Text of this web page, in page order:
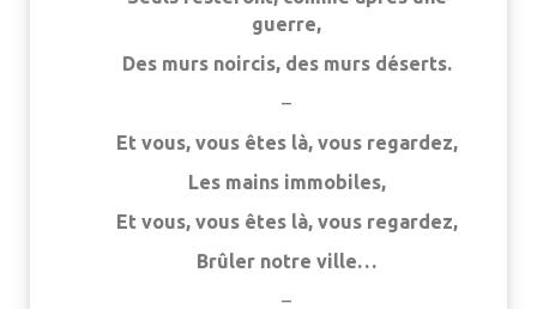
guerre,
Des murs noircis, des murs déserts.
–
Et vous, vous êtes là, vous regardez,
Les mains immobiles,
Et vous, vous êtes là, vous regardez,
Brûler notre ville…
–